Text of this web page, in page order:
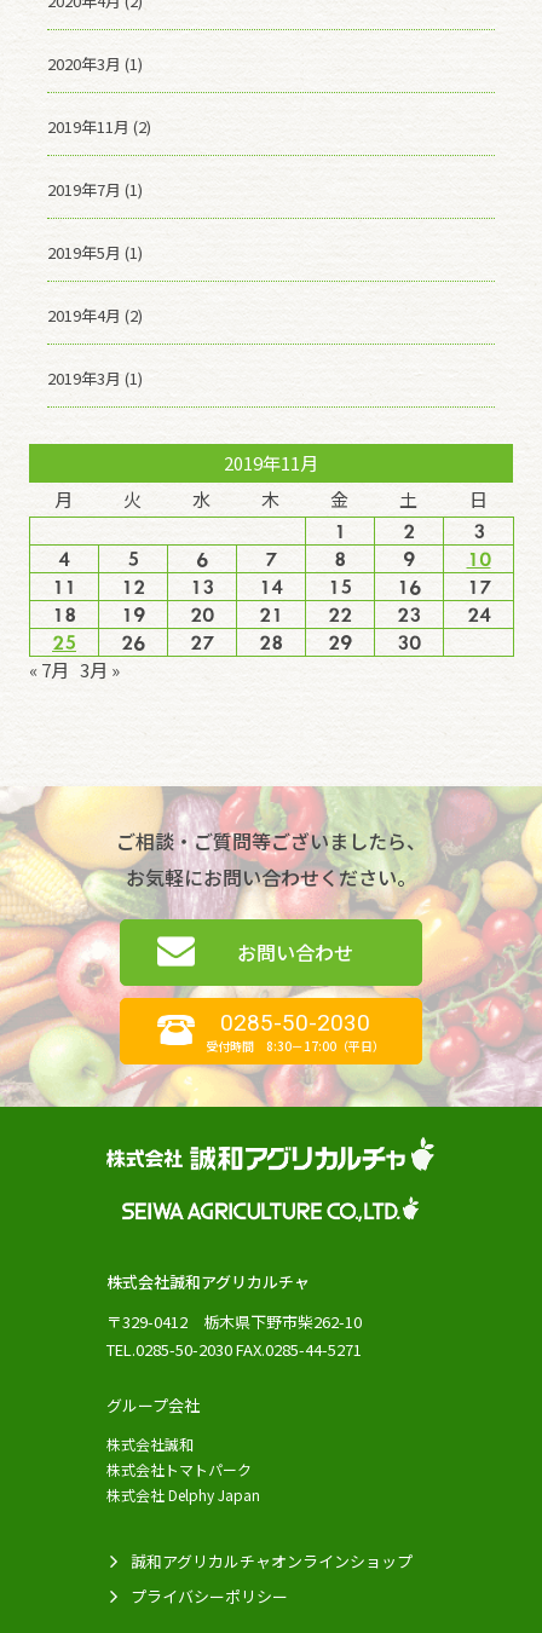
2020年3月 (1)
2019年11月 (2)
2019年7月 (1)
2019年5月 (1)
2019年4月 (2)
2019年3月 (1)
2019年11月
月
火 水 木 金 土 日
1 2
3
4
5 6 7 8 9
10
11
12 13 14 15 16
17
18
19 20 21 22 23
24
25
26 27 28 29 30
« 7月 3月 »
ご相談・ご質問等ございましたら、
お気軽にお問い合わせください。
お問い合わせ
0285-50-2030
受付時間 8:30－17:00（平日）
株式会社誠和アグリカルチャ
〒329-0412 栃木県下野市柴262-10
TEL.0285-50-2030 FAX.0285-44-5271
グループ会社
株式会社誠和
株式会社トマトパーク
株式会社 Delphy Japan
誠和アグリカルチャオンラインショップ
プライバシーポリシー